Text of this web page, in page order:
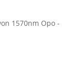
1570nm Opo -